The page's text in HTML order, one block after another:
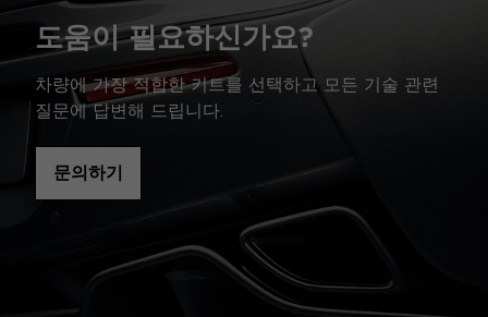
도움이 필요하신가요?
차량에 가장 적합한 키트를 선택하고 모든 기술 관련
질문에 답변해 드립니다.
문의하기